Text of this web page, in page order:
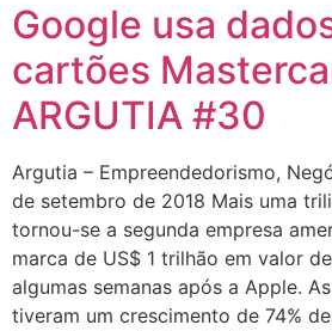
Google usa
cartões
ARGUTIA #30
Argutia – Empreendedorismo,
de setembro de 2018 Mais uma
tornou-se a segunda empresa
marca de US$ 1 trilhão em valor
algumas semanas após a Apple.
tiveram um crescimento de 74%